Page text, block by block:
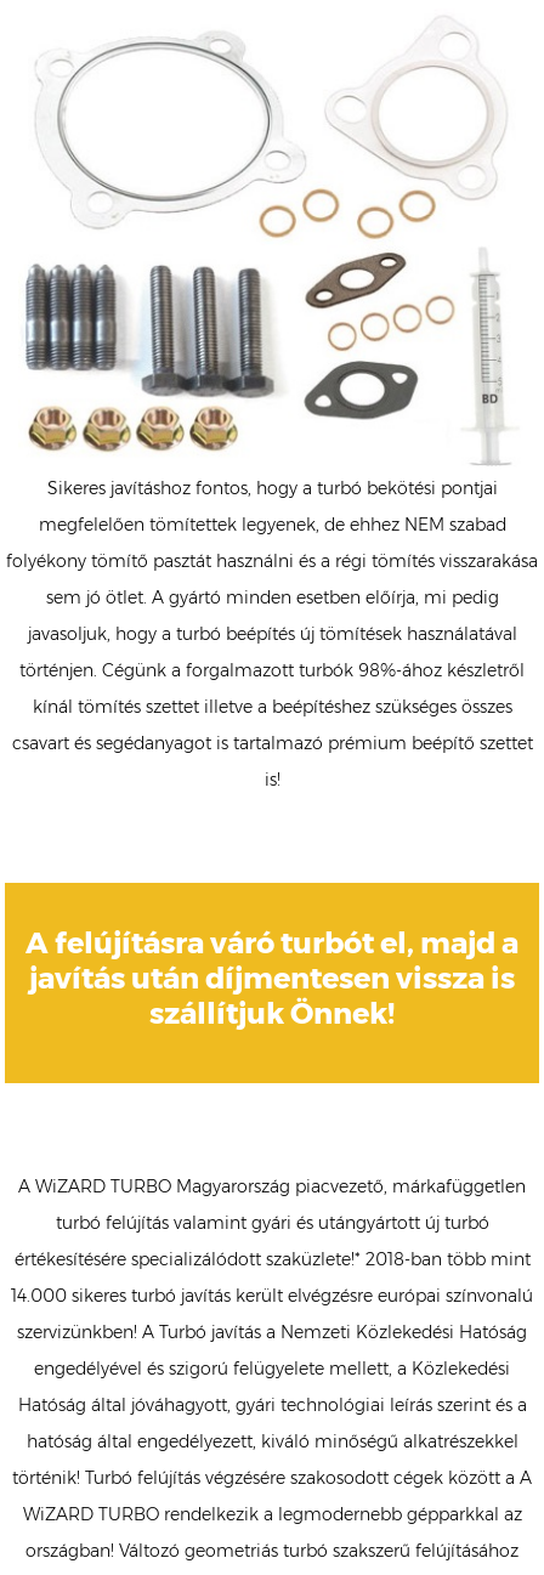
Sikeres javításhoz fontos, hogy a turbó bekötési pontjai
megfelelően tömítettek legyenek, de ehhez NEM szabad
folyékony tömítő pasztát használni és a régi tömítés visszarakása
sem jó ötlet. A gyártó minden esetben előírja, mi pedig
javasoljuk, hogy a turbó beépítés új tömítések használatával
történjen. Cégünk a forgalmazott turbók 98%-ához készletről
kínál tömítés szettet illetve a beépítéshez szükséges összes
csavart és segédanyagot is tartalmazó prémium beépítő szettet
is!
A felújításra váró turbót el, majd a
javítás után díjmentesen vissza is
szállítjuk Önnek!
A WiZARD TURBO Magyarország piacvezető, márkafüggetlen
turbó felújítás valamint gyári és utángyártott új turbó
értékesítésére specializálódott szaküzlete!* 2018-ban több mint
14.000 sikeres turbó javítás került elvégzésre európai színvonalú
szervizünkben! A Turbó javítás a Nemzeti Közlekedési Hatóság
engedélyével és szigorú felügyelete mellett, a Közlekedési
Hatóság által jóváhagyott, gyári technológiai leírás szerint és a
hatóság által engedélyezett, kiváló minőségű alkatrészekkel
történik! Turbó felújítás végzésére szakosodott cégek között a A
WiZARD TURBO rendelkezik a legmodernebb gépparkkal az
országban! Változó geometriás turbó szakszerű felújításához